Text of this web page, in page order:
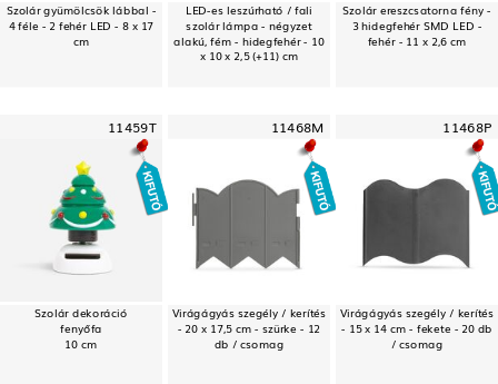
Szolár gyümölcsök lábbal -
4 féle - 2 fehér LED - 8 x 17
cm
LED-es leszúrható / fali
szolár lámpa - négyzet
alakú, fém - hidegfehér - 10
x 10 x 2,5 (+11) cm
Szolár ereszcsatorna fény -
3 hidegfehér SMD LED -
fehér - 11 x 2,6 cm
11459T
Szolár dekoráció
fenyőfa
10 cm
11468M
Virágágyás szegély / kerítés
- 20 x 17,5 cm - szürke - 12
db / csomag
11468P
Virágágyás szegély / kerítés
- 15 x 14 cm - fekete - 20 db
/ csomag